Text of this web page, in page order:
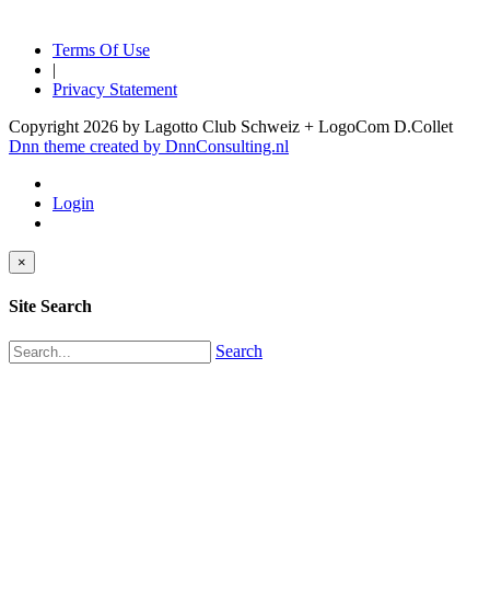
Terms Of Use
|
Privacy Statement
Copyright 2026 by Lagotto Club Schweiz + LogoCom D.Collet
Dnn theme created by DnnConsulting.nl
Login
×
Site Search
Search